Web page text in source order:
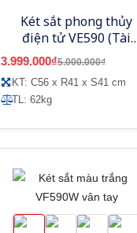
Két sắt phong thủy
điện tử VE590 (Tài
Vượng)
3.999.000₫5.000.000₫
KT: C56 x R41 x S41 cm
TL: 62kg